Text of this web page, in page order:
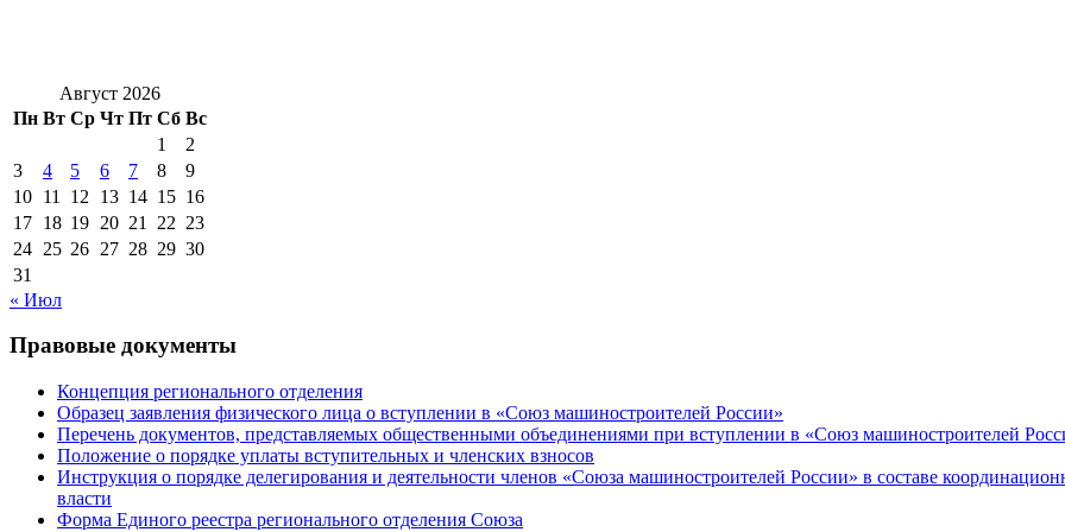
Август 2026
Пн Вт Ср Чт Пт Сб Вс
1
2
3
4 5 6 7 8
9
10 11 12 13 14 15 16
17 18 19 20 21 22 23
24 25 26 27 28 29 30
31
« Июл
Правовые документы
Концепция регионального отделения
Образец заявления физического лица о вступлении в «Союз машиностроителей России»
Перечень документов, представляемых общественными объединениями при вступлении в «Союз машиностроителей
Положение о порядке уплаты вступительных и членских взносов
Инструкция о порядке делегирования и деятельности членов «Союза машиностроителей России» в составе
власти
Форма Единого реестра регионального отделения Союза